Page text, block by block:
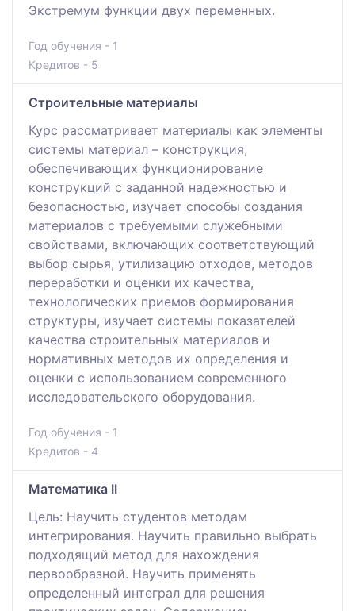
Экстремум функции двух переменных.
Год обучения - 1
Кредитов - 5
Строительные материалы
Курс рассматривает материалы как элементы
системы материал – конструкция,
обеспечивающих функционирование
конструкций с заданной надежностью и
безопасностью, изучает способы создания
материалов с требуемыми служебными
свойствами, включающих соответствующий
выбор сырья, утилизацию отходов, методов
переработки и оценки их качества,
технологических приемов формирования
структуры, изучает системы показателей
качества строительных материалов и
нормативных методов их определения и
оценки с использованием современного
исследовательского оборудования.
Год обучения - 1
Кредитов - 4
Математика II
Цель: Научить студентов методам
интегрирования. Научить правильно выбрать
подходящий метод для нахождения
первообразной. Научить применять
определенный интеграл для решения